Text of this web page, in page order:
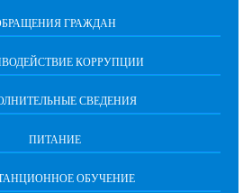
ГРАЖДАН
КОРРУПЦИИ
СВЕДЕНИЯ
ПИТАНИЕ
ОБУЧЕНИЕ